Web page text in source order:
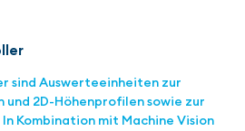
sind Auswerteeinheiten zur
2D-Höhenprofilen sowie zur
Kombination mit Machine Vision